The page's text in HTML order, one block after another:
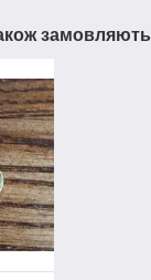
замовляють